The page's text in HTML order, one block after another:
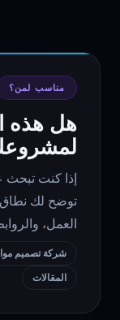
مناسب لمن؟
هل هذه
إذا كنت
توضح لك نطاق
العمل،
شركة تصميم
المقالات